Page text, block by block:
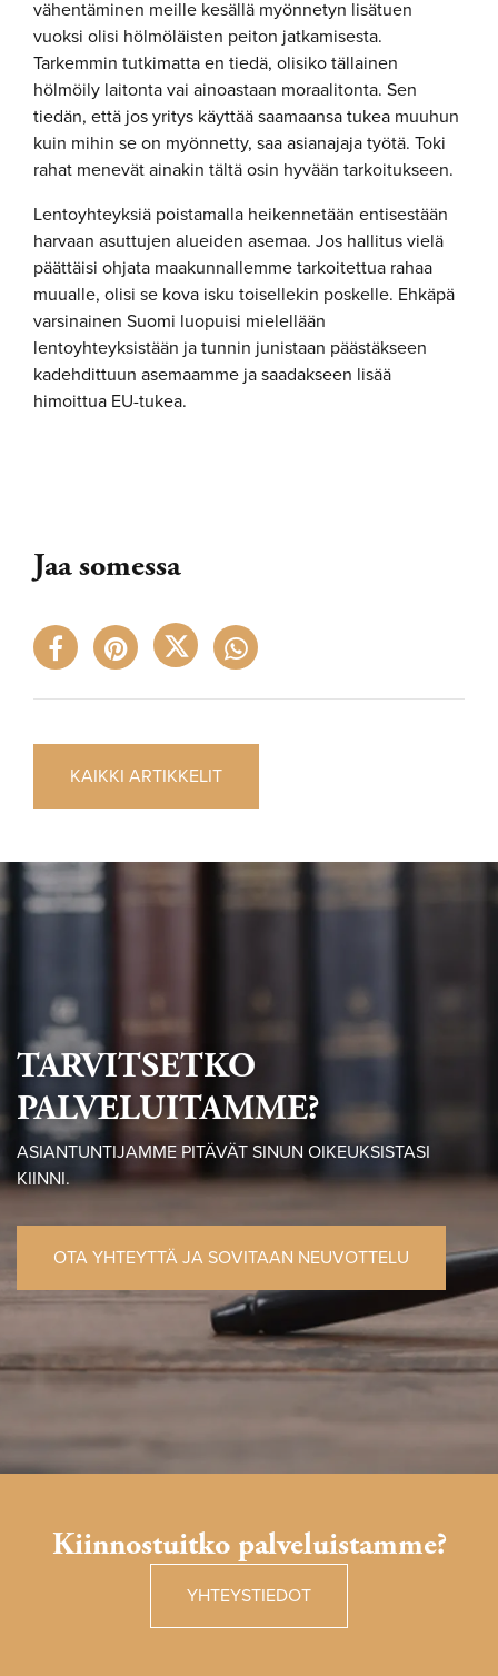
vähentäminen meille kesällä myönnetyn lisätuen
vuoksi olisi hölmöläisten peiton jatkamisesta.
Tarkemmin tutkimatta en tiedä, olisiko tällainen
hölmöily laitonta vai ainoastaan moraalitonta. Sen
tiedän, että jos yritys käyttää saamaansa tukea muuhun
kuin mihin se on myönnetty, saa asianajaja työtä. Toki
rahat menevät ainakin tältä osin hyvään tarkoitukseen.
Lentoyhteyksiä poistamalla heikennetään entisestään
harvaan asuttujen alueiden asemaa. Jos hallitus vielä
päättäisi ohjata maakunnallemme tarkoitettua rahaa
muualle, olisi se kova isku toisellekin poskelle. Ehkäpä
varsinainen Suomi luopuisi mielellään
lentoyhteyksistään ja tunnin junistaan päästäkseen
kadehdittuun asemaamme ja saadakseen lisää
himoittua EU-tukea.
Jaa somessa
KAIKKI ARTIKKELIT
TARVITSETKO
PALVELUITAMME?
ASIANTUNTIJAMME PITÄVÄT SINUN OIKEUKSISTASI
KIINNI.
OTA YHTEYTTÄ JA SOVITAAN NEUVOTTELU
Kiinnostuitko palveluistamme?
YHTEYSTIEDOT